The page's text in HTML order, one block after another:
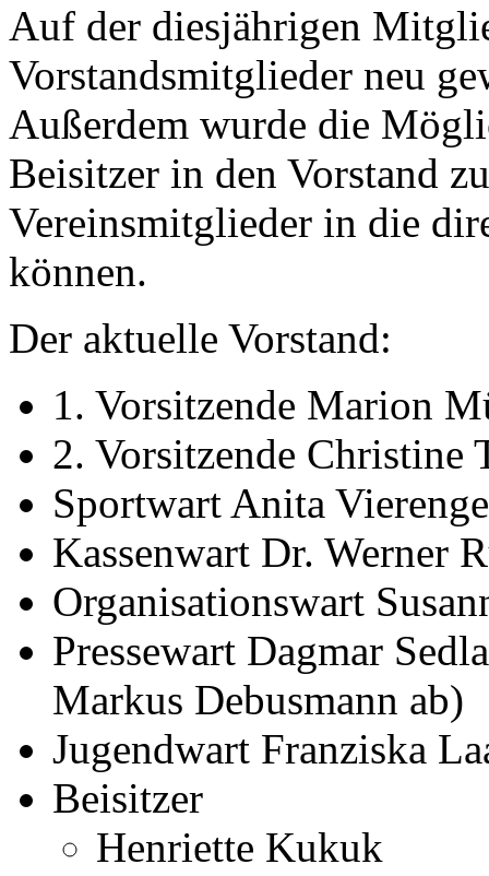
Auf der diesjährigen
Vorstandsmitglieder neu
Außerdem wurde die
Beisitzer in den Vorstand
Vereinsmitglieder in die
können.
Der aktuelle Vorstand:
1. Vorsitzende Marion
2. Vorsitzende Christine
Sportwart Anita
Kassenwart Dr. Werner
Organisationswart
Pressewart Dagmar
Markus Debusmann ab)
Jugendwart Franziska
Beisitzer
Henriette Kukuk